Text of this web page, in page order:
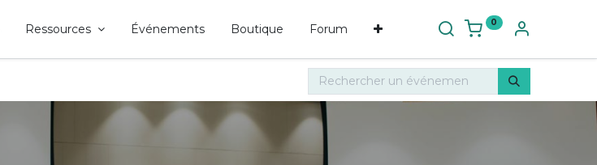
Ressources Événements Boutique Forum 0